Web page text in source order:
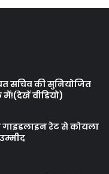
सचिव की सुनियोजित
में!(देखें वीडियो)
गाइडलाइन रेट से कोयला